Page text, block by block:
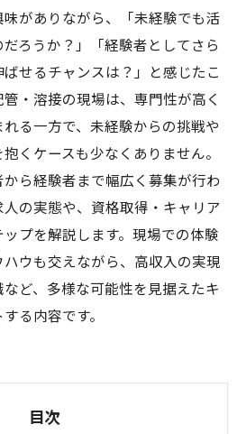
がありながら、「未経験でも活
ろうか？」「経験者としてさら
せるチャンスは？」と感じたこ
・溶接の現場は、専門性が高く
る一方で、未経験からの挑戦や
くケースも少なくありません。
ら経験者まで幅広く募集が行わ
の実態や、資格取得・キャリア
プを解説します。現場での体験
ウも交えながら、高収入の実現
ど、多様な可能性を見据えたキ
る内容です。
目次